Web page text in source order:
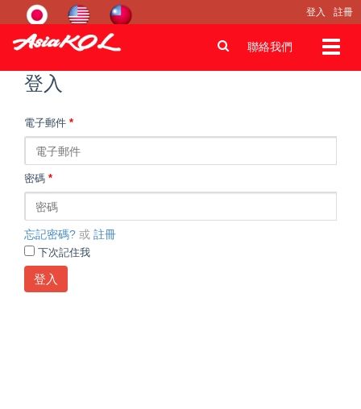
登入 註冊
聯絡我們
登入
電子郵件 *
密碼 *
忘記密碼? 或 註冊
下次記住我
登入